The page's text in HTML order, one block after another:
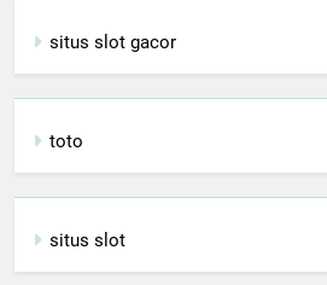
situs slot gacor
toto
situs slot